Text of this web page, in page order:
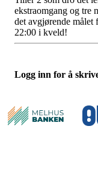
ekstraomgang og tre
det avgjørende
22:00 i kveld!
Logg inn for å